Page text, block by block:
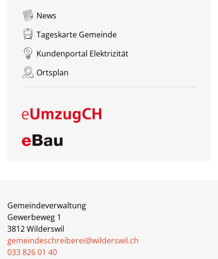
News
Tageskarte Gemeinde
Kundenportal Elektrizität
Ortsplan
Gemeindeverwaltung
Gewerbeweg 1
3812 Wilderswil
gemeindeschreiberei@wilderswil.ch
033 826 01 40